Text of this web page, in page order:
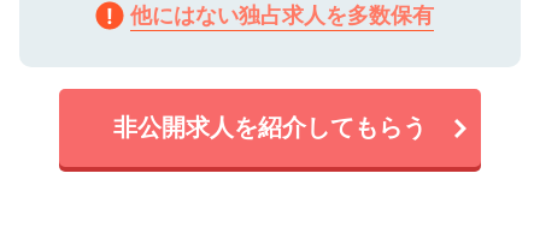
他にはない独占求人を多数保有
非公開求人を紹介してもらう